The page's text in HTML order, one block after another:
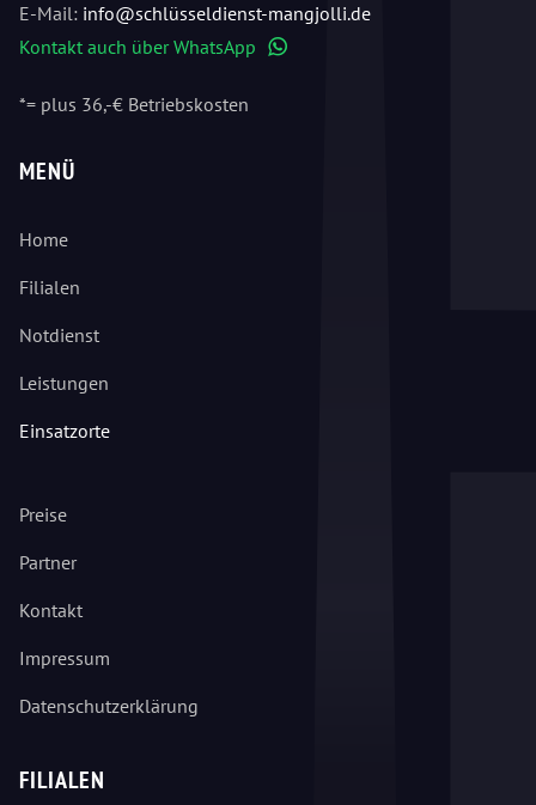
E-Mail: info@schlüsseldienst-mangjolli.de
Kontakt auch über WhatsApp
*= plus 36,-€ Betriebskosten
MENÜ
Home
Filialen
Notdienst
Leistungen
Einsatzorte
Preise
Partner
Kontakt
Impressum
Datenschutzerklärung
FILIALEN